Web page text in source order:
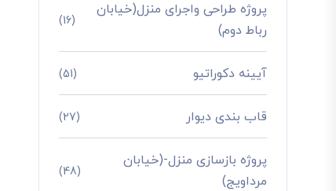
پروژه طراحی واجرای منزل(خیابان
رباط دوم)
(16)
آیینه دکوراتیو (51)
قاب بندی دیوار (27)
پروژه بازسازی منزل-(خیابان
مرداویج)
(48)